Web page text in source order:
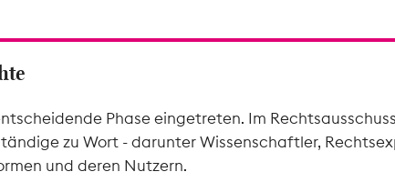
Phase eingetreten. Im
zu Wort - darunter Wissenschaftler,
und deren Nutzern.